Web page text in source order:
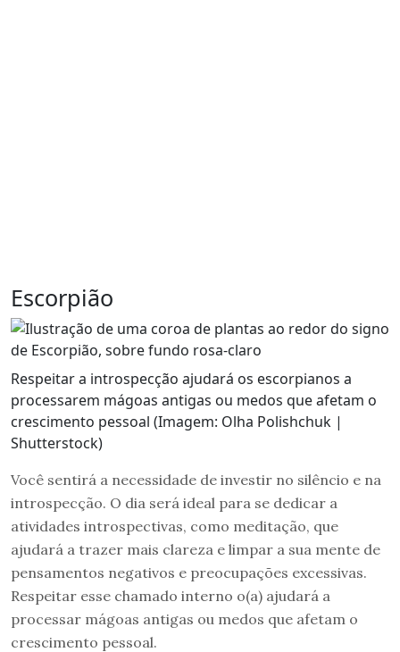
Escorpião
Respeitar a introspecção ajudará os escorpianos a
processarem mágoas antigas ou medos que afetam o
crescimento pessoal (Imagem: Olha Polishchuk |
Shutterstock)
Você sentirá a necessidade de investir no silêncio e na
introspecção. O dia será ideal para se dedicar a
atividades introspectivas, como meditação, que
ajudará a trazer mais clareza e limpar a sua mente de
pensamentos negativos e preocupações excessivas.
Respeitar esse chamado interno o(a) ajudará a
processar mágoas antigas ou medos que afetam o
crescimento pessoal.